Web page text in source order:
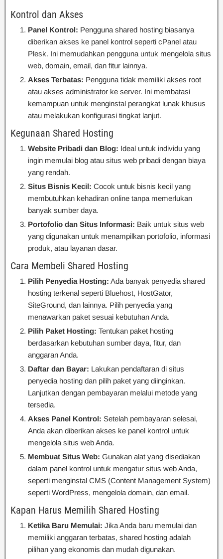
Kontrol dan Akses
Panel Kontrol: Pengguna shared hosting biasanya
diberikan akses ke panel kontrol seperti cPanel atau
Plesk. Ini memudahkan pengguna untuk mengelola situs
web, domain, email, dan fitur lainnya.
Akses Terbatas: Pengguna tidak memiliki akses root
atau akses administrator ke server. Ini membatasi
kemampuan untuk menginstal perangkat lunak khusus
atau melakukan konfigurasi tingkat lanjut.
Kegunaan Shared Hosting
Website Pribadi dan Blog: Ideal untuk individu yang
ingin memulai blog atau situs web pribadi dengan biaya
yang rendah.
Situs Bisnis Kecil: Cocok untuk bisnis kecil yang
membutuhkan kehadiran online tanpa memerlukan
banyak sumber daya.
Portofolio dan Situs Informasi: Baik untuk situs web
yang digunakan untuk menampilkan portofolio, informasi
produk, atau layanan dasar.
Cara Membeli Shared Hosting
Pilih Penyedia Hosting: Ada banyak penyedia shared
hosting terkenal seperti Bluehost, HostGator,
SiteGround, dan lainnya. Pilih penyedia yang
menawarkan paket sesuai kebutuhan Anda.
Pilih Paket Hosting: Tentukan paket hosting
berdasarkan kebutuhan sumber daya, fitur, dan
anggaran Anda.
Daftar dan Bayar: Lakukan pendaftaran di situs
penyedia hosting dan pilih paket yang diinginkan.
Lanjutkan dengan pembayaran melalui metode yang
tersedia.
Akses Panel Kontrol: Setelah pembayaran selesai,
Anda akan diberikan akses ke panel kontrol untuk
mengelola situs web Anda.
Membuat Situs Web: Gunakan alat yang disediakan
dalam panel kontrol untuk mengatur situs web Anda,
seperti menginstal CMS (Content Management System)
seperti WordPress, mengelola domain, dan email.
Kapan Harus Memilih Shared Hosting
Ketika Baru Memulai: Jika Anda baru memulai dan
memiliki anggaran terbatas, shared hosting adalah
pilihan yang ekonomis dan mudah digunakan.